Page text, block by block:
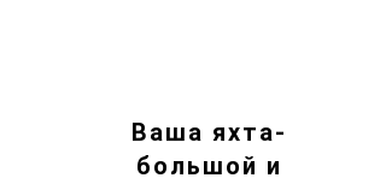
Ваша яхта-
большой и